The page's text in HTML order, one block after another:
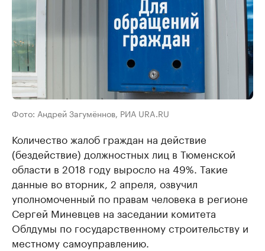
Фото: Андрей Загумённов, РИА URA.RU
Количество жалоб граждан на действие
(бездействие) должностных лиц в Тюменской
области в 2018 году выросло на 49%. Такие
данные во вторник, 2 апреля, озвучил
уполномоченный по правам человека в регионе
Сергей Миневцев на заседании комитета
Облдумы по государственному строительству и
местному самоуправлению.